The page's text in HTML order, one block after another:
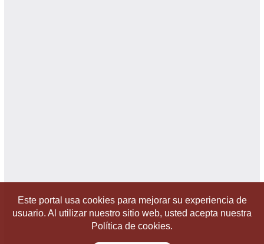
Este portal usa cookies para mejorar su experiencia de
usuario. Al utilizar nuestro sitio web, usted acepta nuestra
Política de cookies.